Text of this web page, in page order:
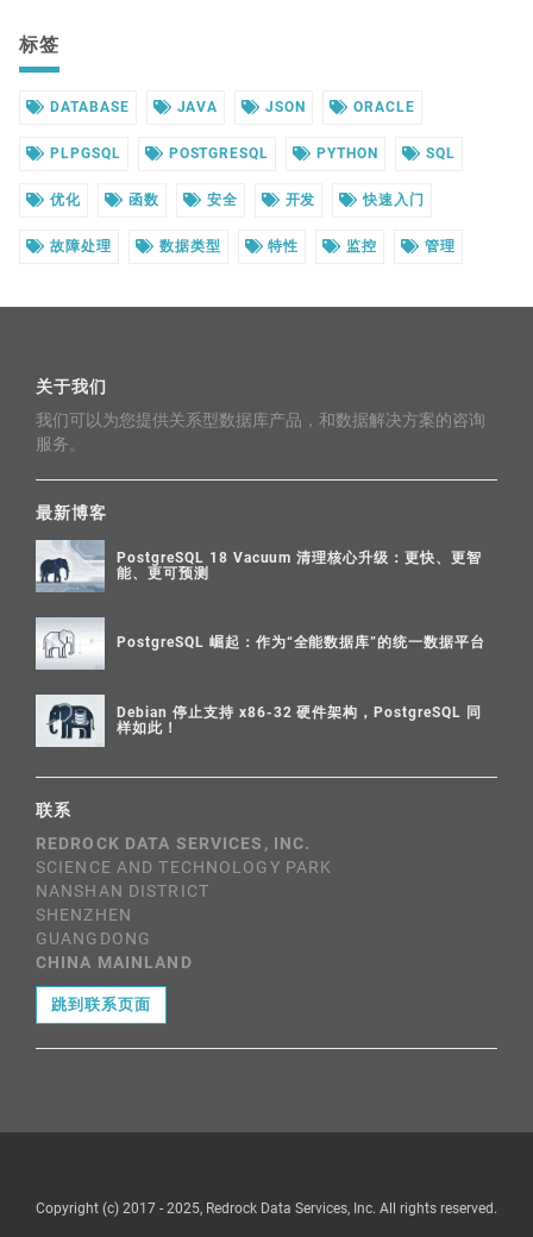
标签
DATABASE JAVA JSON ORACLE
PLPGSQL POSTGRESQL PYTHON SQL
优化 函数 安全 开发 快速入门
故障处理 数据类型 特性 监控 管理
关于我们
我们可以为您提供关系型数据库产品，和数据解决方案的咨询
服务。
最新博客
PostgreSQL 18 Vacuum 清理核心升级：更快、更智
能、更可预测
PostgreSQL 崛起：作为“全能数据库”的统一数据平台
Debian 停止支持 x86-32 硬件架构，PostgreSQL 同
样如此！
联系
REDROCK DATA SERVICES, INC.
SCIENCE AND TECHNOLOGY PARK
NANSHAN DISTRICT
SHENZHEN
GUANGDONG
CHINA MAINLAND
跳到联系页面
Copyright (c) 2017 - 2025, Redrock Data Services, Inc. All rights reserved.